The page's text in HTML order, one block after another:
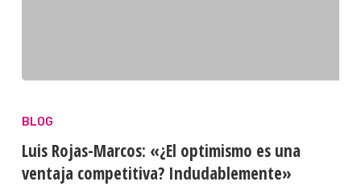
BLOG
Luis Rojas-Marcos: «¿El optimismo es una
ventaja competitiva? Indudablemente»